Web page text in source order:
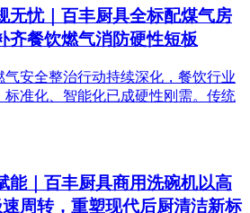
无忧｜百丰厨具全标配煤气房
齐餐饮燃气消防硬性短板
气安全整治行动持续深化，餐饮行业
标准化、智能化已成硬性刚需。传统
能｜百丰厨具商用洗碗机以高
周转，重塑现代后厨清洁新标